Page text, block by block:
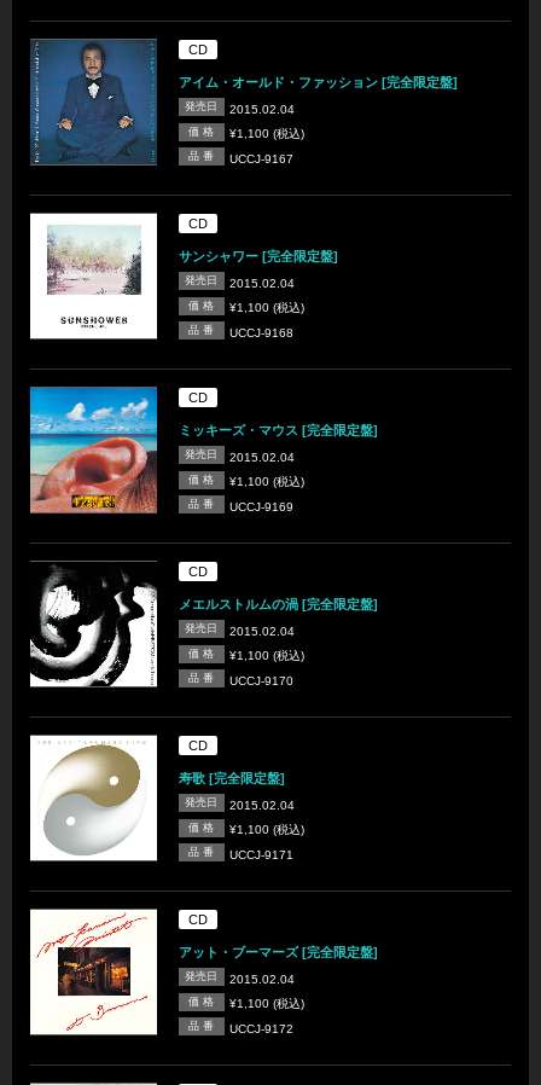
CD
アイム・オールド・ファッション [完全限定盤]
発売日 2015.02.04
価 格 ¥1,100 (税込)
品 番 UCCJ-9167
CD
サンシャワー [完全限定盤]
発売日 2015.02.04
価 格 ¥1,100 (税込)
品 番 UCCJ-9168
CD
ミッキーズ・マウス [完全限定盤]
発売日 2015.02.04
価 格 ¥1,100 (税込)
品 番 UCCJ-9169
CD
メエルストルムの渦 [完全限定盤]
発売日 2015.02.04
価 格 ¥1,100 (税込)
品 番 UCCJ-9170
CD
寿歌 [完全限定盤]
発売日 2015.02.04
価 格 ¥1,100 (税込)
品 番 UCCJ-9171
CD
アット・ブーマーズ [完全限定盤]
発売日 2015.02.04
価 格 ¥1,100 (税込)
品 番 UCCJ-9172